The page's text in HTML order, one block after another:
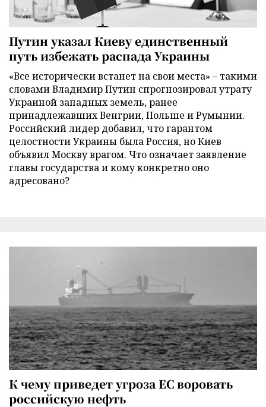
Путин указал Киеву единственный
путь избежать распада Украины
«Все исторически встанет на свои места» – такими
словами Владимир Путин спрогнозировал утрату
Украиной западных земель, ранее
принадлежавших Венгрии, Польше и Румынии.
Российский лидер добавил, что гарантом
целостности Украины была Россия, но Киев
объявил Москву врагом. Что означает заявление
главы государства и кому конкретно оно
адресовано?
К чему приведет угроза ЕС воровать
российскую нефть